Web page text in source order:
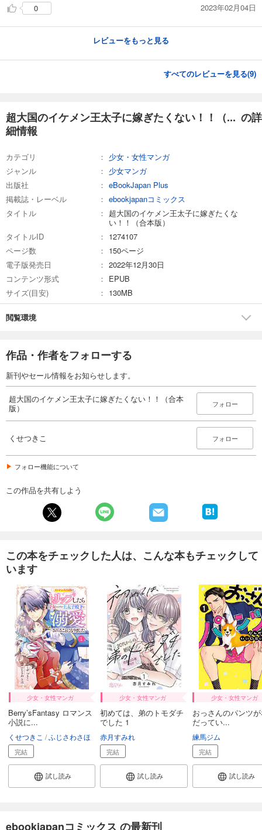
0
2023年02月04日
レビューをもっと見る
すべてのレビューを見る(9)
超大国のイケメン王太子に嫁ぎたくない！！（... の詳
細情報
カテゴリ
少女・女性マンガ
ジャンル
少女マンガ
出版社
eBookJapan Plus
掲載誌・レーベル
ebookjapanコミックス
タイトル
超大国のイケメン王太子に嫁ぎたくな
い！！（合本版）
タイトルID
1274107
ページ数
150ページ
電子版発売日
2022年12月30日
コンテンツ形式
EPUB
サイズ(目安)
130MB
閲覧環境
作品・作者をフォローする
新刊やセール情報をお知らせします。
超大国のイケメン王太子に嫁ぎたくない！！（合本
版）
フォロー
くせつきこ フォロー
フォロー機能について
この作品を共有しよう
この本をチェックした人は、こんな本もチェックして
います
少女・女性マンガ
Berry’sFantasy ロマンス
小説に...
くせつきこ ふじさわさほ
完結
試し読み
少女・女性マンガ
初めては、弟のトモダチ
でした 1
赤月すみれ
完結
試し読み
少女・女性マンガ
おっさんのパンツ
だってい...
練馬ジム
完結
試し読み
ebookjapanコミックス の最新刊